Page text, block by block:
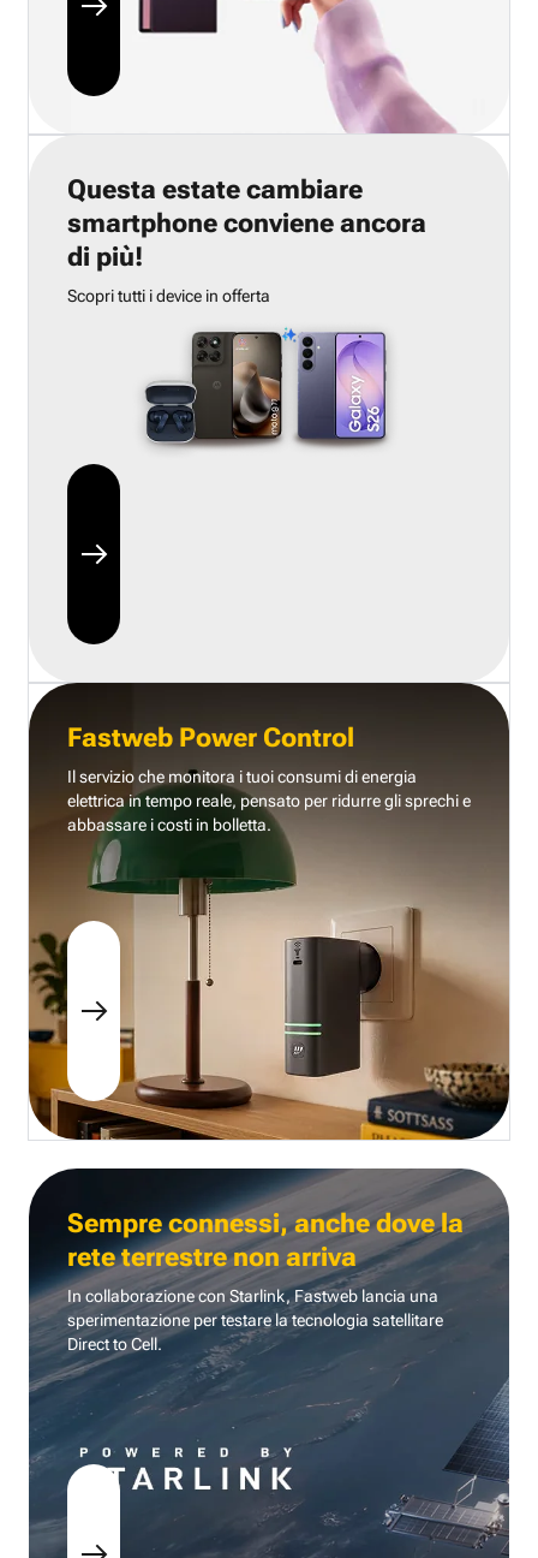
Questa estate cambiare
smartphone conviene ancora
di più!
Scopri tutti i device in offerta
Fastweb Power Control
Il servizio che monitora i tuoi consumi di energia
elettrica in tempo reale, pensato per ridurre gli sprechi e
abbassare i costi in bolletta.
Sempre connessi, anche dove la
rete terrestre non arriva
In collaborazione con Starlink, Fastweb lancia una
sperimentazione per testare la tecnologia satellitare
Direct to Cell.